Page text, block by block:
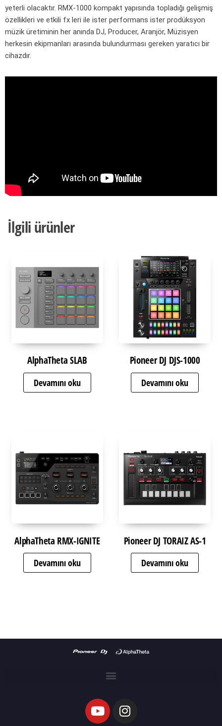
yeterli olacaktır. RMX-1000 kompakt yapısında topladığı gelişmiş
özellikleri ve etkili fx leri ile ister performans ister prodüksyon
müzik üretiminin her anında DJ, Producer, Aranjör, Müzisyen
herkesin ekipmanları arasında bulundurması gereken yaratıcı bir
cihazdır.
İlgili ürünler
AlphaTheta SLAB
Devamını oku
Pioneer DJ DJS-1000
Devamını oku
AlphaTheta RMX-IGNITE
Devamını oku
Pioneer DJ TORAIZ AS-1
Devamını oku